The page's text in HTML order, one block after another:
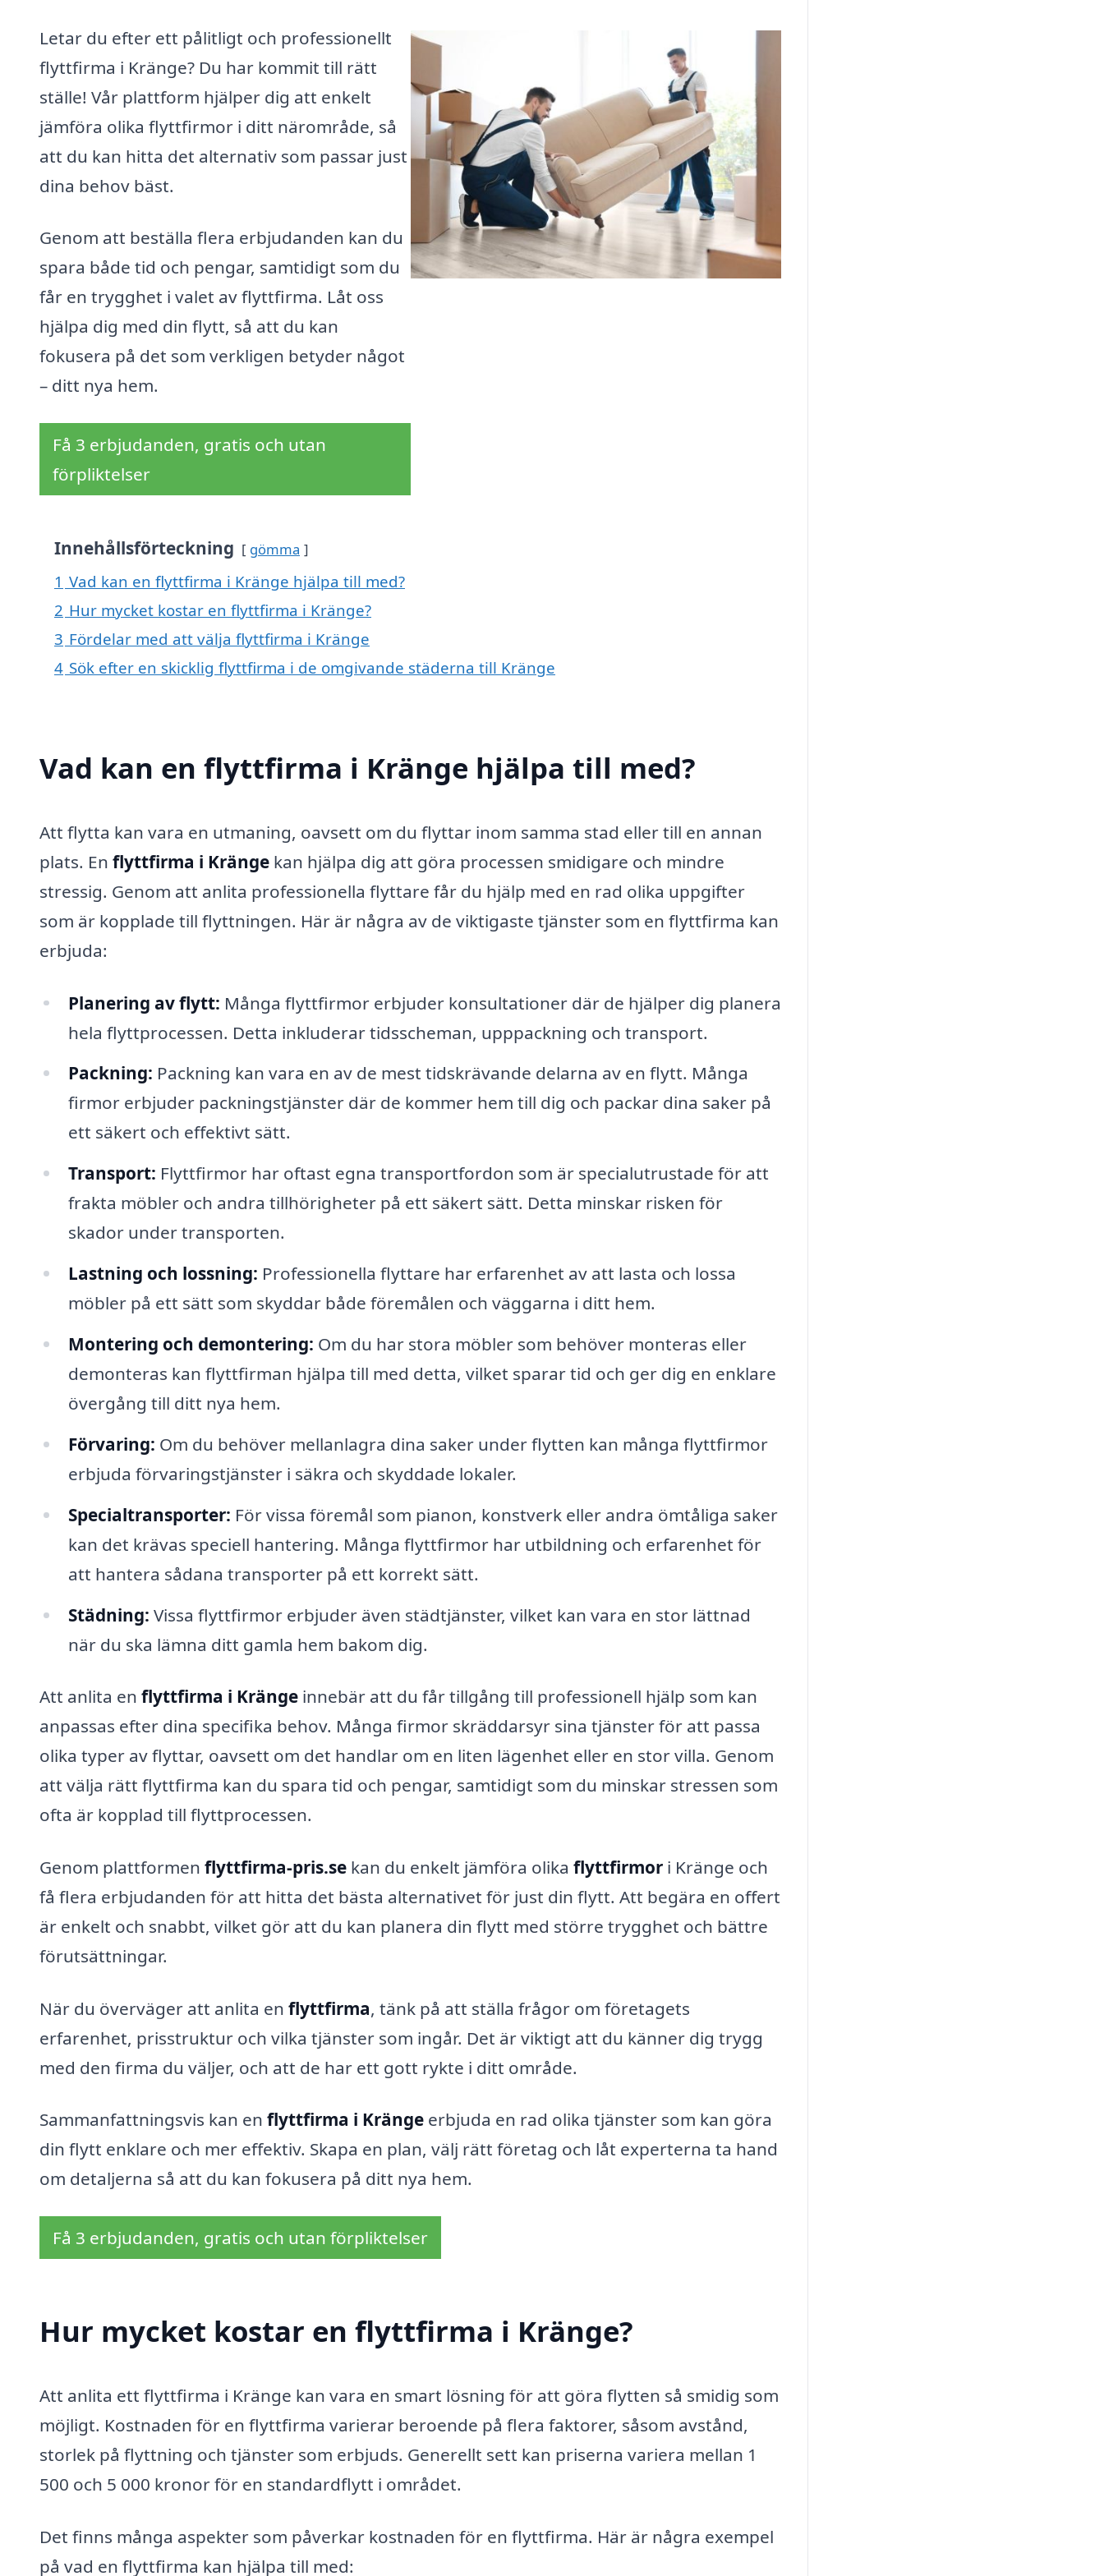
Letar du efter ett pålitligt och professionellt
flyttfirma i Kränge? Du har kommit till rätt
ställe! Vår plattform hjälper dig att enkelt
jämföra olika flyttfirmor i ditt närområde, så
att du kan hitta det alternativ som passar just
dina behov bäst.
Genom att beställa flera erbjudanden kan du
spara både tid och pengar, samtidigt som du
får en trygghet i valet av flyttfirma. Låt oss
hjälpa dig med din flytt, så att du kan
fokusera på det som verkligen betyder något
– ditt nya hem.
Få 3 erbjudanden, gratis och utan
förpliktelser
Innehållsförteckning gömma
1 Vad kan en flyttfirma i Kränge hjälpa till med?
2 Hur mycket kostar en flyttfirma i Kränge?
3 Fördelar med att välja flyttfirma i Kränge
4 Sök efter en skicklig flyttfirma i de omgivande städerna till Kränge
Vad kan en flyttfirma i Kränge hjälpa till med?
Att flytta kan vara en utmaning, oavsett om du flyttar inom samma stad eller till en annan
plats. En flyttfirma i Kränge kan hjälpa dig att göra processen smidigare och mindre
stressig. Genom att anlita professionella flyttare får du hjälp med en rad olika uppgifter
som är kopplade till flyttningen. Här är några av de viktigaste tjänster som en flyttfirma kan
erbjuda:
Planering av flytt: Många flyttfirmor erbjuder konsultationer där de hjälper dig planera
hela flyttprocessen. Detta inkluderar tidsscheman, upppackning och transport.
Packning: Packning kan vara en av de mest tidskrävande delarna av en flytt. Många
firmor erbjuder packningstjänster där de kommer hem till dig och packar dina saker på
ett säkert och effektivt sätt.
Transport: Flyttfirmor har oftast egna transportfordon som är specialutrustade för att
frakta möbler och andra tillhörigheter på ett säkert sätt. Detta minskar risken för
skador under transporten.
Lastning och lossning: Professionella flyttare har erfarenhet av att lasta och lossa
möbler på ett sätt som skyddar både föremålen och väggarna i ditt hem.
Montering och demontering: Om du har stora möbler som behöver monteras eller
demonteras kan flyttfirman hjälpa till med detta, vilket sparar tid och ger dig en enklare
övergång till ditt nya hem.
Förvaring: Om du behöver mellanlagra dina saker under flytten kan många flyttfirmor
erbjuda förvaringstjänster i säkra och skyddade lokaler.
Specialtransporter: För vissa föremål som pianon, konstverk eller andra ömtåliga saker
kan det krävas speciell hantering. Många flyttfirmor har utbildning och erfarenhet för
att hantera sådana transporter på ett korrekt sätt.
Städning: Vissa flyttfirmor erbjuder även städtjänster, vilket kan vara en stor lättnad
när du ska lämna ditt gamla hem bakom dig.
Att anlita en flyttfirma i Kränge innebär att du får tillgång till professionell hjälp som kan
anpassas efter dina specifika behov. Många firmor skräddarsyr sina tjänster för att passa
olika typer av flyttar, oavsett om det handlar om en liten lägenhet eller en stor villa. Genom
att välja rätt flyttfirma kan du spara tid och pengar, samtidigt som du minskar stressen som
ofta är kopplad till flyttprocessen.
Genom plattformen flyttfirma-pris.se kan du enkelt jämföra olika flyttfirmor i Kränge och
få flera erbjudanden för att hitta det bästa alternativet för just din flytt. Att begära en offert
är enkelt och snabbt, vilket gör att du kan planera din flytt med större trygghet och bättre
förutsättningar.
När du överväger att anlita en flyttfirma, tänk på att ställa frågor om företagets
erfarenhet, prisstruktur och vilka tjänster som ingår. Det är viktigt att du känner dig trygg
med den firma du väljer, och att de har ett gott rykte i ditt område.
Sammanfattningsvis kan en flyttfirma i Kränge erbjuda en rad olika tjänster som kan göra
din flytt enklare och mer effektiv. Skapa en plan, välj rätt företag och låt experterna ta hand
om detaljerna så att du kan fokusera på ditt nya hem.
Få 3 erbjudanden, gratis och utan förpliktelser
Hur mycket kostar en flyttfirma i Kränge?
Att anlita ett flyttfirma i Kränge kan vara en smart lösning för att göra flytten så smidig som
möjligt. Kostnaden för en flyttfirma varierar beroende på flera faktorer, såsom avstånd,
storlek på flyttning och tjänster som erbjuds. Generellt sett kan priserna variera mellan 1
500 och 5 000 kronor för en standardflytt i området.
Det finns många aspekter som påverkar kostnaden för en flyttfirma. Här är några exempel
på vad en flyttfirma kan hjälpa till med: